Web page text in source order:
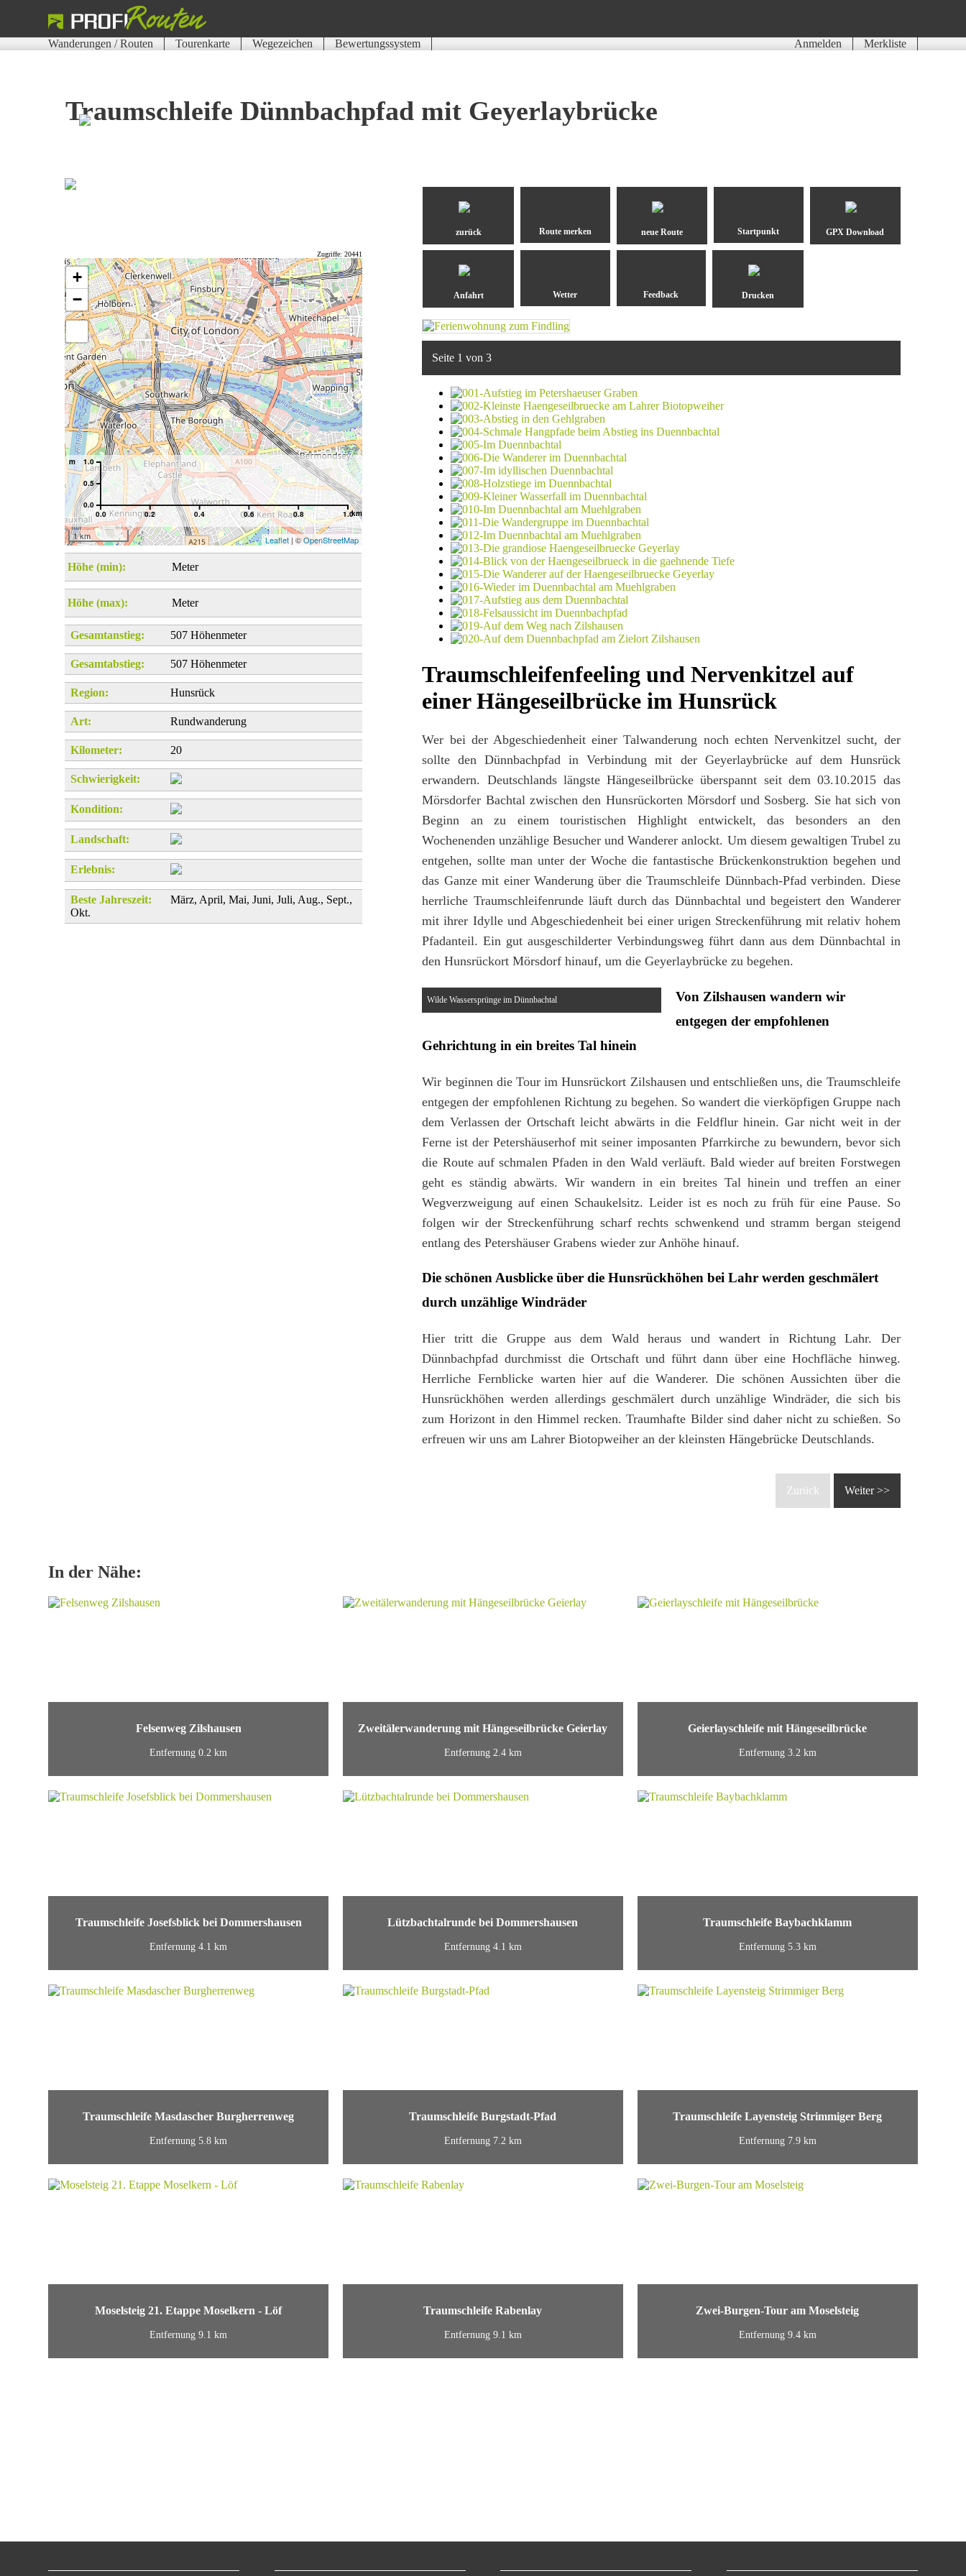
Wanderungen / Routen Tourenkarte Wegezeichen
Bewertungssystem
Anmelden Merkliste
Traumschleife Dünnbachpfad mit Geyerlaybrücke
Zugriffe: 20441
+
−
0.0 0.2 0.4 0.6 0.8 1.0km
0.0
0.5
1.0
m
1 km Leaflet| ©OpenStreetMap
Höhe (min): Meter
Höhe (max): Meter
Gesamtanstieg: 507 Höhenmeter
Gesamtabstieg: 507 Höhenmeter
Region: Hunsrück
Art: Rundwanderung
Kilometer: 20
Schwierigkeit:
Kondition:
Landschaft:
Erlebnis:
Beste Jahreszeit:
März, April, Mai, Juni, Juli, Aug., Sept.,
Okt.
zurück neue Route GPX Download
Anfahrt Drucken
Seite 1 von 3
Traumschleifenfeeling und Nervenkitzel auf
einer Hängeseilbrücke im Hunsrück
Wer bei der Abgeschiedenheit einer Talwanderung noch echten Nervenkitzel sucht, der
sollte den Dünnbachpfad in Verbindung mit der Geyerlaybrücke auf dem Hunsrück
erwandern. Deutschlands längste Hängeseilbrücke überspannt seit dem 03.10.2015 das
Mörsdorfer Bachtal zwischen den Hunsrückorten Mörsdorf und Sosberg. Sie hat sich von
Beginn an zu einem touristischen Highlight entwickelt, das besonders an den
Wochenenden unzählige Besucher und Wanderer anlockt. Um diesem gewaltigen Trubel zu
entgehen, sollte man unter der Woche die fantastische Brückenkonstruktion begehen und
das Ganze mit einer Wanderung über die Traumschleife Dünnbach-Pfad verbinden. Diese
herrliche Traumschleifenrunde läuft durch das Dünnbachtal und begeistert den Wanderer
mit ihrer Idylle und Abgeschiedenheit bei einer urigen Streckenführung mit relativ hohem
Pfadanteil. Ein gut ausgeschilderter Verbindungsweg führt dann aus dem Dünnbachtal in
den Hunsrückort Mörsdorf hinauf, um die Geyerlaybrücke zu begehen.
Wilde Wassersprünge im Dünnbachtal
Von Zilshausen wandern wir
entgegen der empfohlenen
Gehrichtung in ein breites Tal hinein
Wir beginnen die Tour im Hunsrückort Zilshausen und entschließen uns, die Traumschleife
entgegen der empfohlenen Richtung zu begehen. So wandert die vierköpfigen Gruppe nach
dem Verlassen der Ortschaft leicht abwärts in die Feldflur hinein. Gar nicht weit in der
Ferne ist der Petershäuserhof mit seiner imposanten Pfarrkirche zu bewundern, bevor sich
die Route auf schmalen Pfaden in den Wald verläuft. Bald wieder auf breiten Forstwegen
geht es ständig abwärts. Wir wandern in ein breites Tal hinein und treffen an einer
Wegverzweigung auf einen Schaukelsitz. Leider ist es noch zu früh für eine Pause. So
folgen wir der Streckenführung scharf rechts schwenkend und stramm bergan steigend
entlang des Petershäuser Grabens wieder zur Anhöhe hinauf.
Die schönen Ausblicke über die Hunsrückhöhen bei Lahr werden geschmälert
durch unzählige Windräder
Hier tritt die Gruppe aus dem Wald heraus und wandert in Richtung Lahr. Der
Dünnbachpfad durchmisst die Ortschaft und führt dann über eine Hochfläche hinweg.
Herrliche Fernblicke warten hier auf die Wanderer. Die schönen Aussichten über die
Hunsrückhöhen werden allerdings geschmälert durch unzählige Windräder, die sich bis
zum Horizont in den Himmel recken. Traumhafte Bilder sind daher nicht zu schießen. So
erfreuen wir uns am Lahrer Biotopweiher an der kleinsten Hängebrücke Deutschlands.
Zurück Weiter >>
In der Nähe:
Felsenweg Zilshausen
Entfernung 0.2 km
Zweitälerwanderung mit Hängeseilbrücke Geierlay
Entfernung 2.4 km
Geierlayschleife mit Hängeseilbrücke
Entfernung 3.2 km
Traumschleife Josefsblick bei Dommershausen
Entfernung 4.1 km
Lützbachtalrunde bei Dommershausen
Entfernung 4.1 km
Traumschleife Baybachklamm
Entfernung 5.3 km
Traumschleife Masdascher Burgherrenweg
Entfernung 5.8 km
Traumschleife Burgstadt-Pfad
Entfernung 7.2 km
Traumschleife Layensteig Strimmiger Berg
Entfernung 7.9 km
Moselsteig 21. Etappe Moselkern - Löf
Entfernung 9.1 km
Traumschleife Rabenlay
Entfernung 9.1 km
Zwei-Burgen-Tour am Moselsteig
Entfernung 9.4 km